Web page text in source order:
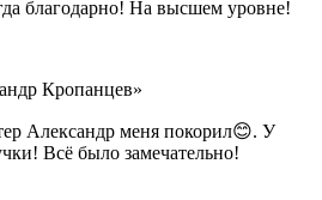
благодарно! На высшем уровне!
Кропанцев»
Александр меня покорил😊. У
Всё было замечательно!